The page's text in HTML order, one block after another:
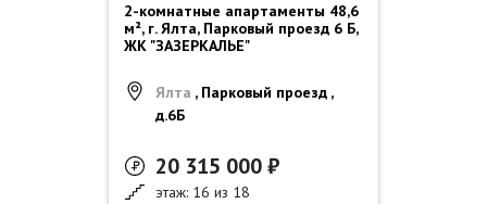
2-комнатные апартаменты 48,6
м², г. Ялта, Парковый проезд 6 Б,
ЖК "ЗАЗЕРКАЛЬЕ"
Ялта , Парковый проезд ,
д.6Б
20 315 000 ₽
этаж: 16 из 18